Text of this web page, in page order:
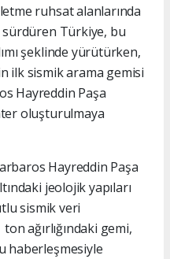
ruhsat alanlarında
Türkiye, bu
şeklinde yürütürken,
ilk sismik arama gemisi
Hayreddin Paşa
oluşturulmaya
Hayreddin Paşa
jeolojik yapıları
sismik veri
ağırlığındaki gemi,
haberleşmesiyle